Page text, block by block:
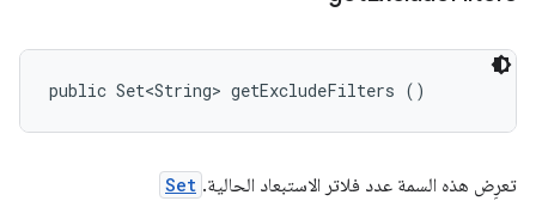
public Set<String> getExcludeFilters ()
تعرِض هذه السمة عدد فلاتر الاستبعاد الحالية. Set